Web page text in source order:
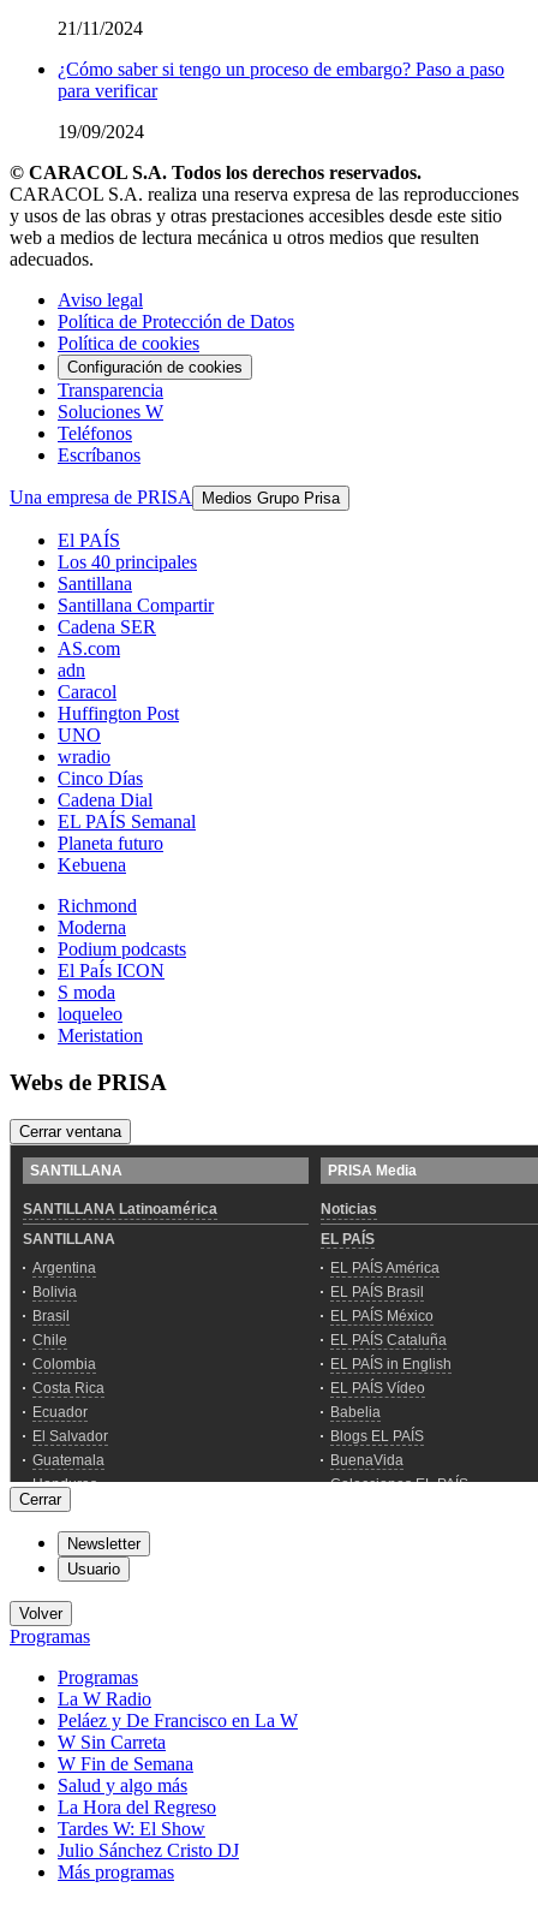
21/11/2024
¿Cómo saber si tengo un proceso de embargo? Paso a paso
para verificar
19/09/2024
© CARACOL S.A. Todos los derechos reservados.
CARACOL S.A. realiza una reserva expresa de las reproducciones
y usos de las obras y otras prestaciones accesibles desde este sitio
web a medios de lectura mecánica u otros medios que resulten
adecuados.
Aviso legal
Política de Protección de Datos
Política de cookies
Configuración de cookies
Transparencia
Soluciones W
Teléfonos
Escríbanos
Una empresa de PRISA Medios Grupo Prisa
El PAÍS
Los 40 principales
Santillana
Santillana Compartir
Cadena SER
AS.com
adn
Caracol
Huffington Post
UNO
wradio
Cinco Días
Cadena Dial
EL PAÍS Semanal
Planeta futuro
Kebuena
Richmond
Moderna
Podium podcasts
El PaÍs ICON
S moda
loqueleo
Meristation
Webs de PRISA
Cerrar ventana
Cerrar
Newsletter
Usuario
Volver
Programas
Programas
La W Radio
Peláez y De Francisco en La W
W Sin Carreta
W Fin de Semana
Salud y algo más
La Hora del Regreso
Tardes W: El Show
Julio Sánchez Cristo DJ
Más programas